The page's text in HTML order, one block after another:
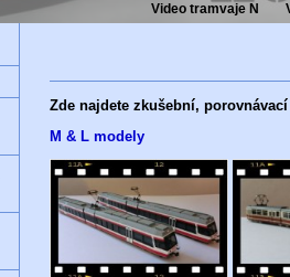
Video tramvaje N
Zde najdete zkušební,
M & L modely